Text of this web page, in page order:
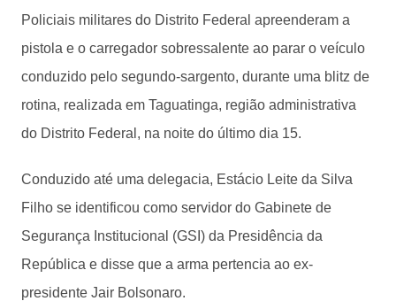
Policiais militares do Distrito Federal apreenderam a
pistola e o carregador sobressalente ao parar o veículo
conduzido pelo segundo-sargento, durante uma blitz de
rotina, realizada em Taguatinga, região administrativa
do Distrito Federal, na noite do último dia 15.
Conduzido até uma delegacia, Estácio Leite da Silva
Filho se identificou como servidor do Gabinete de
Segurança Institucional (GSI) da Presidência da
República e disse que a arma pertencia ao ex-
presidente Jair Bolsonaro.